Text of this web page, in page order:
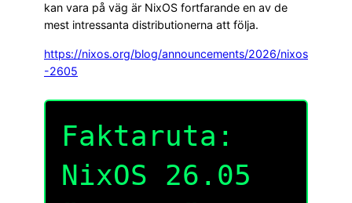
kan vara på väg är NixOS fortfarande en av de
mest intressanta distributionerna att följa.
https://nixos.org/blog/announcements/2026/nixos
-2605
Faktaruta:
NixOS 26.05